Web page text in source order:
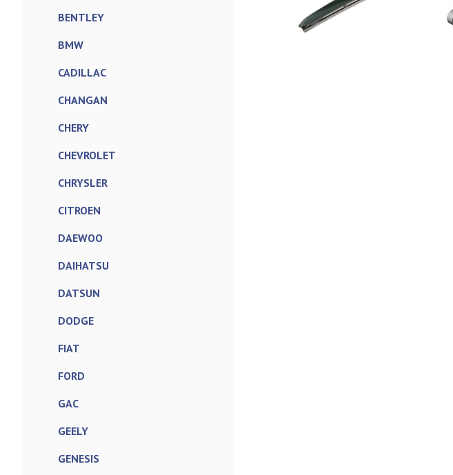
BENTLEY
BMW
CADILLAC
CHANGAN
CHERY
CHEVROLET
CHRYSLER
CITROEN
DAEWOO
DAIHATSU
DATSUN
DODGE
FIAT
FORD
GAC
GEELY
GENESIS